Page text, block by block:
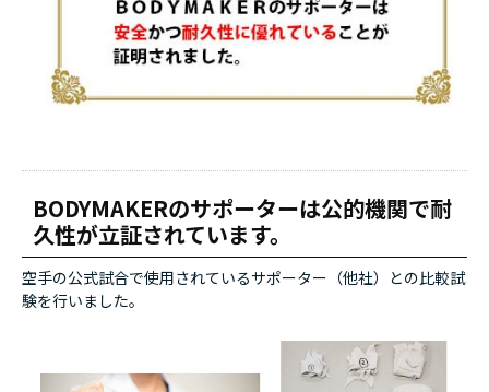
BODYMAKERのサポーターは公的機関で耐
久性が立証されています。
空手の公式試合で使用されているサポーター（他社）との比較試
験を行いました。